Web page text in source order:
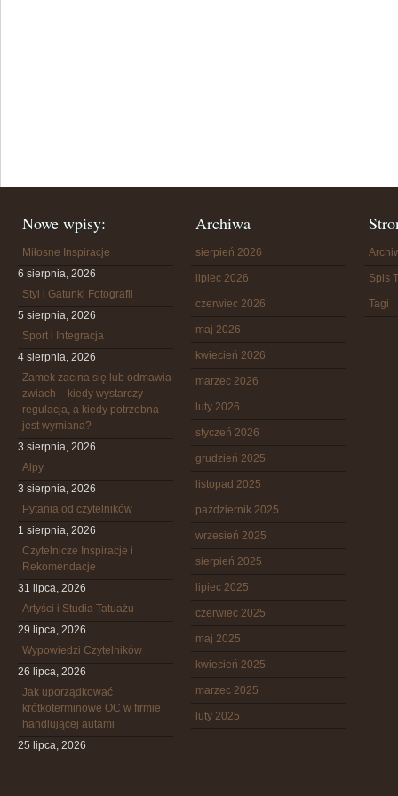
Nowe wpisy:
Miłosne Inspiracje
6 sierpnia, 2026
Styl i Gatunki Fotografii
5 sierpnia, 2026
Sport i Integracja
4 sierpnia, 2026
Zamek zacina się lub odmawia
zwiach – kiedy wystarczy
regulacja, a kiedy potrzebna
jest wymiana?
3 sierpnia, 2026
Alpy
3 sierpnia, 2026
Pytania od czytelników
1 sierpnia, 2026
Czytelnicze Inspiracje i
Rekomendacje
31 lipca, 2026
Artyści i Studia Tatuażu
29 lipca, 2026
Wypowiedzi Czytelników
26 lipca, 2026
Jak uporządkować
krótkoterminowe OC w firmie
handlującej autami
25 lipca, 2026
Archiwa
sierpień 2026
lipiec 2026
czerwiec 2026
maj 2026
kwiecień 2026
marzec 2026
luty 2026
styczeń 2026
grudzień 2025
listopad 2025
październik 2025
wrzesień 2025
sierpień 2025
lipiec 2025
czerwiec 2025
maj 2025
kwiecień 2025
marzec 2025
luty 2025
Spis
Tagi